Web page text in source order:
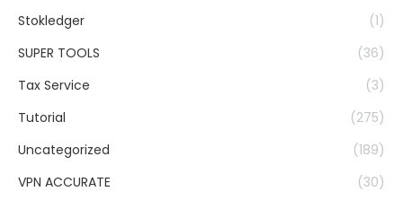
Stokledger
(1)
SUPER TOOLS
(36)
Tax Service
(3)
Tutorial
(275)
Uncategorized
(189)
VPN ACCURATE
(30)